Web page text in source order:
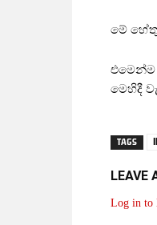
මේ
එමෙන්ම
මෙහිදී
TAGS
LEAVE
Log in to